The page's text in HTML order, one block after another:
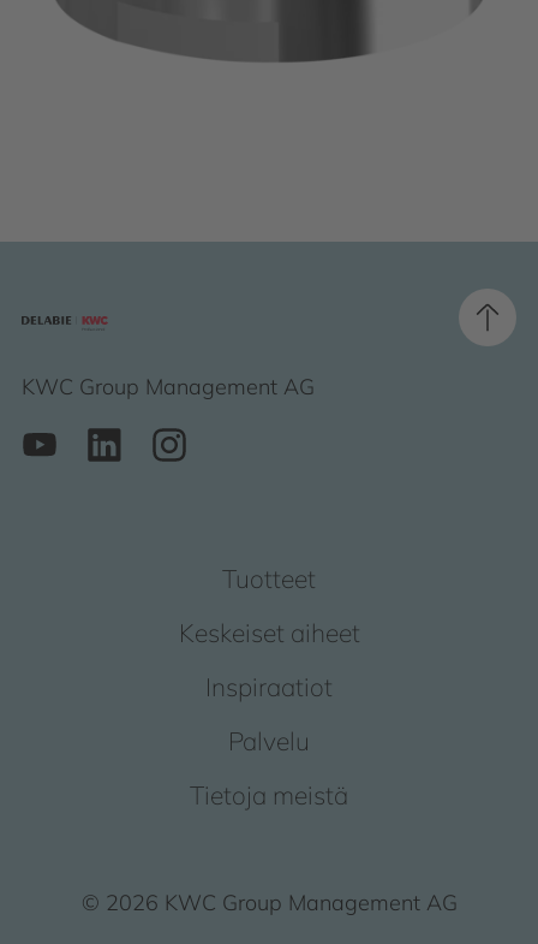
KWC Group Management AG
Tuotteet
Keskeiset aiheet
Inspiraatiot
Palvelu
Tietoja meistä
© 2026 KWC Group Management AG